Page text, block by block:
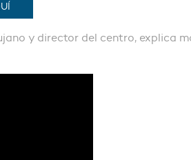
y director del centro, explica